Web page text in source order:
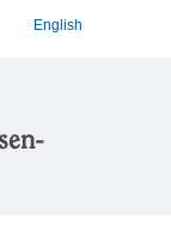
English